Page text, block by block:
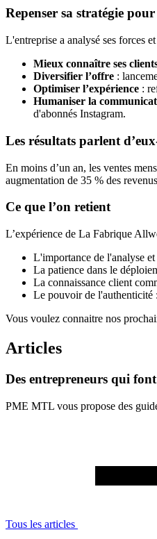
Repenser sa stratégie
L'entreprise a analysé ses forces
Mieux connaître ses
Diversifier l’offre :
Optimiser l’expérience :
Humaniser la
d'abonnés Instagram.
Les résultats parlent
En moins d’un an, les ventes
augmentation de 35 % des
Ce que l’on retient
L’expérience de La Fabrique
L'importance de l'analyse et
La patience dans le
La connaissance client
Le pouvoir de l'authenticité
Vous voulez connaitre nos
Articles
Des entrepreneurs qui font
PME MTL vous propose des
Tous les articles